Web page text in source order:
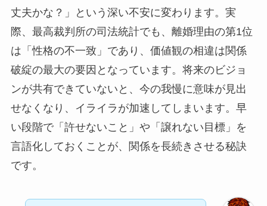
丈夫かな？」という深い不安に変わります。実
際、最高裁判所の司法統計でも、離婚理由の第1位
は「性格の不一致」であり、価値観の相違は関係
破綻の最大の要因となっています。将来のビジョ
ンが共有できていないと、今の我慢に意味が見出
せなくなり、イライラが加速してしまいます。早
い段階で「許せないこと」や「譲れない目標」を
言語化しておくことが、関係を長続きさせる秘訣
です。